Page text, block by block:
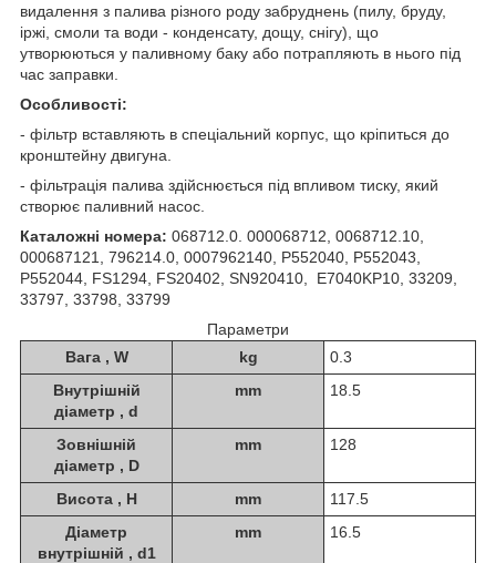
видалення з палива різного роду забруднень (пилу, бруду,
іржі, смоли та води - конденсату, дощу, снігу), що
утворюються у паливному баку або потрапляють в нього під
час заправки.
Особливості:
- фільтр вставляють в спеціальний корпус, що кріпиться до
кронштейну двигуна.
- фільтрація палива здійснюється під впливом тиску, який
створює паливний насос.
Каталожні номера: 068712.0. 000068712, 0068712.10,
000687121, 796214.0, 0007962140, P552040, P552043,
P552044, FS1294, FS20402, SN920410, E7040KP10, 33209,
33797, 33798, 33799
Параметри
Вага , W
kg
0.3
Внутрішній
діаметр , d
mm 18.5
Зовнішній
діаметр , D
mm 128
Висота , H mm
117.5
Діаметр
внутрішній , d1
mm 16.5